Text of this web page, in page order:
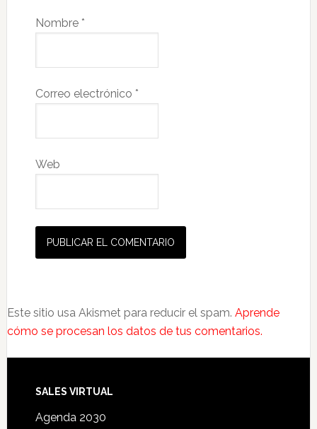
Nombre *
Correo electrónico *
Web
Este sitio usa Akismet para reducir el spam. Aprende
cómo se procesan los datos de tus comentarios.
SALES VIRTUAL
Agenda 2030